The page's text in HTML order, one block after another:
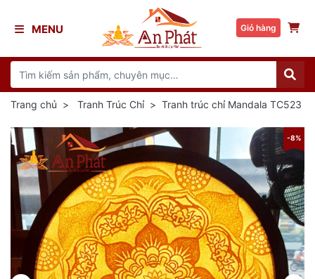
MENU Giỏ hàng
Trang chủ Tranh Trúc Chỉ Tranh trúc chỉ Mandala TC523
-8%